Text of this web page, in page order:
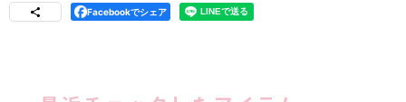
Facebookでシェア